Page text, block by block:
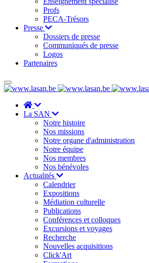
Profs
PECA-Trésors
Presse
Dossiers de presse
Communiqués de presse
Logos
Partenaires
La SAN
Notre histoire
Nos missions
Notre organe d'administration
Notre équipe
Nos membres
Nos bénévoles
Actualités
Calendrier
Expositions
Médiation culturelle
Publications
Conférences et colloques
Excursions et voyages
Recherche
Nouvelles acquisitions
Click'Art